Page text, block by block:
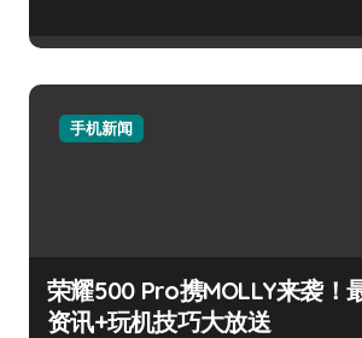
手机新闻
荣耀500 Pro携MOLLY来袭！
资讯+玩机技巧大放送